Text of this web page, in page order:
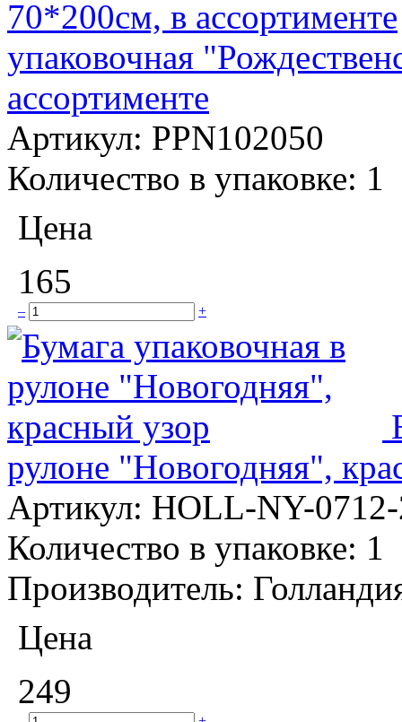
упаковочная
ассортименте
Артикул: PPN102050
Количество в упаковке: 1
Цена
165
– +
рулоне "Новогодняя",
Артикул: HOLL-NY-
Количество в упаковке: 1
Производитель:
Цена
249